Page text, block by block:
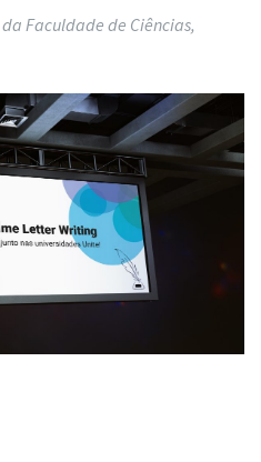
Faculdade de Ciências,